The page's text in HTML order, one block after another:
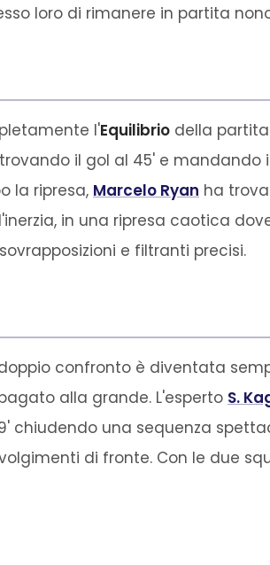
loro di rimanere in partita
l'Equilibrio della
il gol al 45' e mandando
la ripresa, Marcelo Ryan ha
in una ripresa caotica
e filtranti precisi.
confronto è diventata
alla grande. L'esperto S.
chiudendo una sequenza
di fronte. Con le due